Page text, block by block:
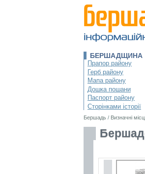
БЕРШАДЩИНА
Прапор району
Герб району
Мапа району
Дошка пошани
Паспорт району
Сторінками історії
Бершадь / Визначні